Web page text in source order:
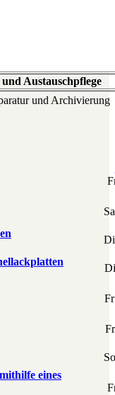
Austauschpflege
und Archivierung
eines